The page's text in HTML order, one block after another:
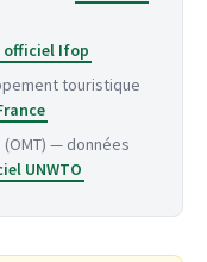
officiel Ifop
touristique
— données
UNWTO